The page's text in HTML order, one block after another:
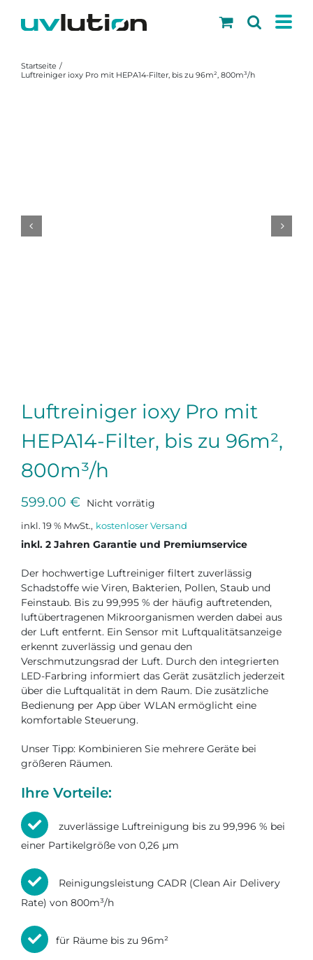
Startseite
Luftreiniger ioxy Pro mit HEPA14-Filter, bis zu 96m², 800m³/h
Luftreiniger ioxy Pro mit
HEPA14-Filter, bis zu 96m²,
800m³/h
599.00 € Nicht vorrätig
inkl. 19 % MwSt.
inkl. 2 Jahren Garantie und Premiumservice
Der hochwertige Luftreiniger filtert zuverlässig
Schadstoffe wie Viren, Bakterien, Pollen, Staub und
Feinstaub. Bis zu 99,995 % der häufig auftretenden,
luftübertragenen Mikroorganismen werden dabei aus
der Luft entfernt. Ein Sensor mit Luftqualitätsanzeige
erkennt zuverlässig und genau den
Verschmutzungsrad der Luft. Durch den integrierten
LED-Farbring informiert das Gerät zusätzlich jederzeit
über die Luftqualität in dem Raum. Die zusätzliche
Bedienung per App über WLAN ermöglicht eine
komfortable Steuerung.
Unser Tipp: Kombinieren Sie mehrere Geräte bei
größeren Räumen.
Ihre Vorteile:
zuverlässige Luftreinigung bis zu 99,996 % bei
einer Partikelgröße von 0,26 µm
Reinigungsleistung CADR (Clean Air Delivery
Rate) von 800m³/h
für Räume bis zu 96m²